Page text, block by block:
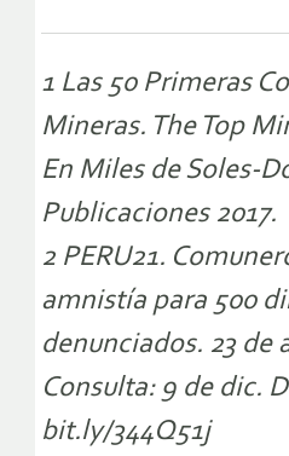
1 Las 50 Primeras
Mineras. The Top
En Miles de Soles-
Publicaciones 2017.
2 PERU21.
amnistía para 500
denunciados. 23 de
Consulta: 9 de dic.
bit.ly/344Q51j